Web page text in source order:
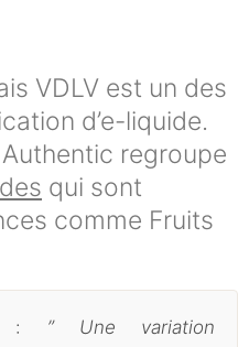
VDLV est un des
d’e-liquide.
regroupe
qui sont
comme Fruits
: ” Une variation